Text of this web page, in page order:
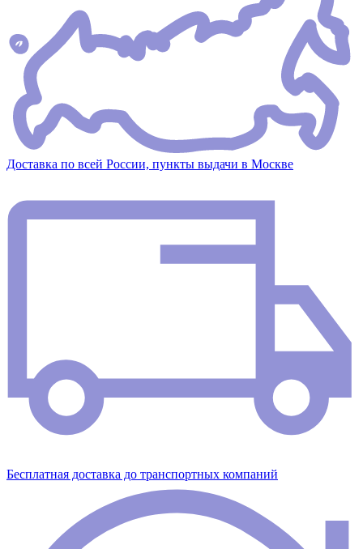
Доставка по всей России, пункты выдачи в Москве
Бесплатная доставка до транспортных компаний